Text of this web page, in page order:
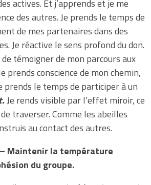
actives. Et j’apprends et je me
des autres. Je prends le temps de
de mes partenaires dans des
Je réactive le sens profond du don.
témoigner de mon parcours aux
prends conscience de mon chemin,
prends le temps de participer à un
Je rends visible par l’effet miroir, ce
traverser. Comme les abeilles
au contact des autres.
Maintenir la température
du groupe.